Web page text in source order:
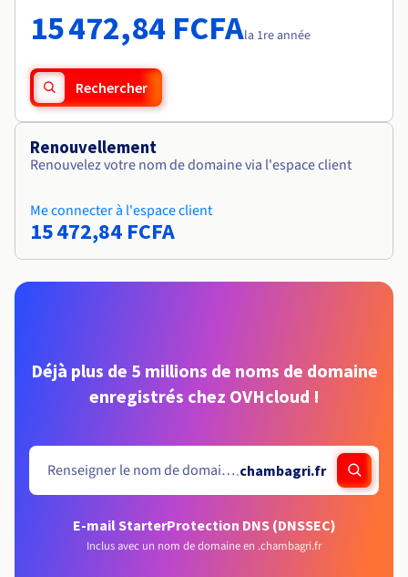
15 472,84 FCFAla 1re année
Rechercher
Renouvellement
Renouvelez votre nom de domaine via l'espace client
Me connecter à l'espace client
15 472,84 FCFA
Déjà plus de 5 millions de noms de domaine
enregistrés chez OVHcloud !
.chambagri.fr
E-mail StarterProtection DNS (DNSSEC)
Inclus avec un nom de domaine en .chambagri.fr